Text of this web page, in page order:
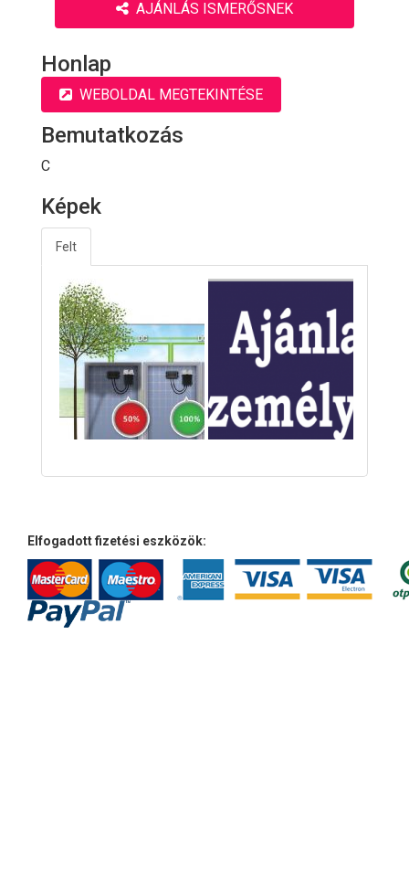
AJÁNLÁS ISMERŐSNEK
Honlap
WEBOLDAL MEGTEKINTÉSE
Bemutatkozás
C
Képek
Felt
Elfogadott fizetési eszközök: